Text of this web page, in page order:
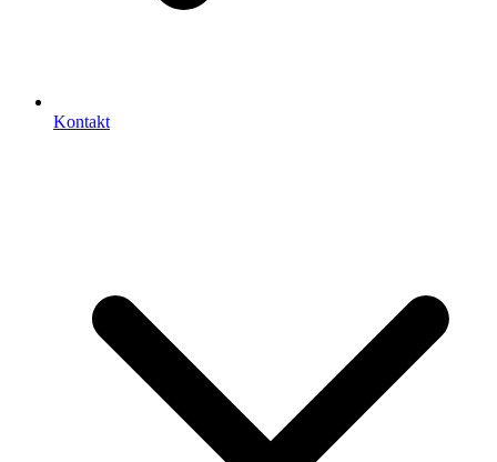
Kontakt